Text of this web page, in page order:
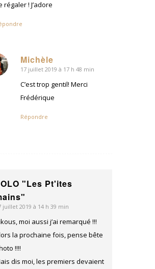
régaler ! J’adore
Michèle
dit
17 juillet 2019 à 17 h 48 min
C’est trop gentil! Merci
Frédérique
Répondre
"Les Pt'ites
dit
juillet 2019 à 14 h 39 min
moi aussi j’ai remarqué !!!
la prochaine fois, pense bête
!!!!
dis moi, les premiers devaient